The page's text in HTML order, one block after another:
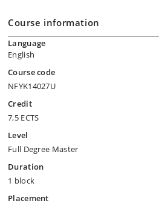
Course information
Language
English
Course code
NFYK14027U
Credit
7,5 ECTS
Level
Full Degree Master
Duration
1 block
Placement